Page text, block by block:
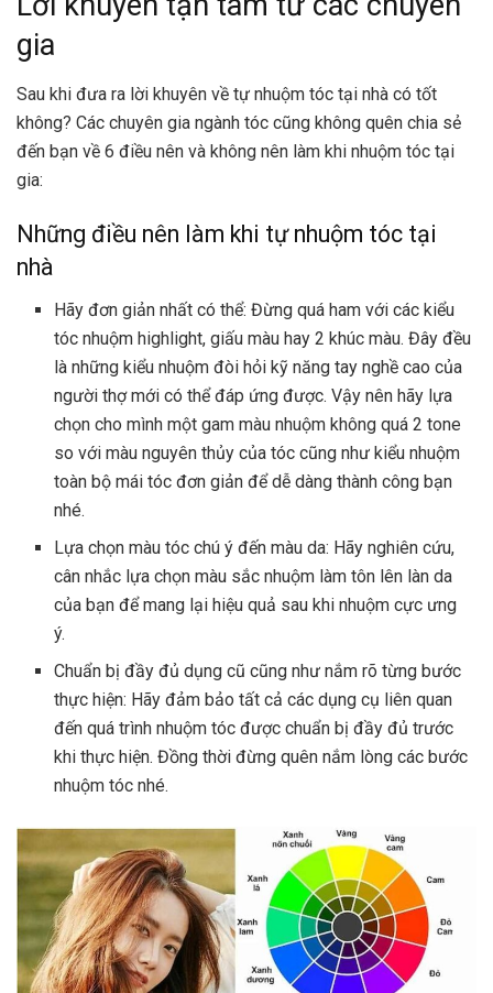
gia
Sau khi đưa ra lời khuyên về tự nhuộm tóc tại nhà có tốt
không? Các chuyên gia ngành tóc cũng không quên chia sẻ
đến bạn về 6 điều nên và không nên làm khi nhuộm tóc tại
gia:
Những điều nên làm khi tự nhuộm tóc tại
nhà
Hãy đơn giản nhất có thể: Đừng quá ham với các kiểu
tóc nhuộm highlight, giấu màu hay 2 khúc màu. Đây đều
là những kiểu nhuộm đòi hỏi kỹ năng tay nghề cao của
người thợ mới có thể đáp ứng được. Vậy nên hãy lựa
chọn cho mình một gam màu nhuộm không quá 2 tone
so với màu nguyên thủy của tóc cũng như kiểu nhuộm
toàn bộ mái tóc đơn giản để dễ dàng thành công bạn
nhé.
Lựa chọn màu tóc chú ý đến màu da: Hãy nghiên cứu,
cân nhắc lựa chọn màu sắc nhuộm làm tôn lên làn da
của bạn để mang lại hiệu quả sau khi nhuộm cực ưng
ý.
Chuẩn bị đầy đủ dụng cũ cũng như nắm rõ từng bước
thực hiện: Hãy đảm bảo tất cả các dụng cụ liên quan
đến quá trình nhuộm tóc được chuẩn bị đầy đủ trước
khi thực hiện. Đồng thời đừng quên nắm lòng các bước
nhuộm tóc nhé.